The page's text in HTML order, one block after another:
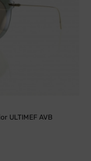
ULTIMEF AVB